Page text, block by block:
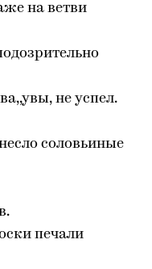
на ветви
не успел.
соловьиные
печали